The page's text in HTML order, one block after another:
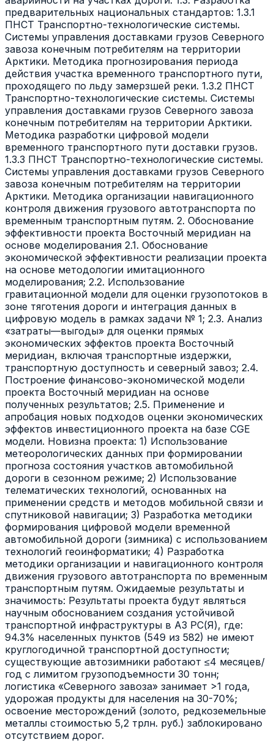
предварительных национальных стандартов: 1.3.1
ПНСТ Транспортно-технологические системы.
Системы управления доставками грузов Северного
завоза конечным потребителям на территории
Арктики. Методика прогнозирования периода
действия участка временного транспортного пути,
проходящего по льду замерзшей реки. 1.3.2 ПНСТ
Транспортно-технологические системы. Системы
управления доставками грузов Северного завоза
конечным потребителям на территории Арктики.
Методика разработки цифровой модели
временного транспортного пути доставки грузов.
1.3.3 ПНСТ Транспортно-технологические системы.
Системы управления доставками грузов Северного
завоза конечным потребителям на территории
Арктики. Методика организации навигационного
контроля движения грузового автотранспорта по
временным транспортным путям. 2. Обоснование
эффективности проекта Восточный меридиан на
основе моделирования 2.1. Обоснование
экономической эффективности реализации проекта
на основе методологии имитационного
моделирования; 2.2. Использование
гравитационной модели для оценки грузопотоков в
зоне тяготения дороги и интеграция данных в
цифровую модель в рамках задачи № 1; 2.3. Анализ
«затраты—выгоды» для оценки прямых
экономических эффектов проекта Восточный
меридиан, включая транспортные издержки,
транспортную доступность и северный завоз; 2.4.
Построение финансово-экономической модели
проекта Восточный меридиан на основе
полученных результатов; 2.5. Применение и
апробация новых подходов оценки экономических
эффектов инвестиционного проекта на базе CGE
модели. Новизна проекта: 1) Использование
метеорологических данных при формировании
прогноза состояния участков автомобильной
дороги в сезонном режиме; 2) Использование
телематических технологий, основанных на
применении средств и методов мобильной связи и
спутниковой навигации; 3) Разработка методики
формирования цифровой модели временной
автомобильной дороги (зимника) с использованием
технологий геоинформатики; 4) Разработка
методики организации и навигационного контроля
движения грузового автотранспорта по временным
транспортным путям. Ожидаемые результаты и
значимость: Результаты проекта будут являться
научным обоснованием создания устойчивой
транспортной инфраструктуры в АЗ РС(Я), где:
94.3% населенных пунктов (549 из 582) не имеют
круглогодичной транспортной доступности;
существующие автозимники работают ≤4 месяцев/
год с лимитом грузоподъемности 30 тонн;
логистика «Северного завоза» занимает >1 года,
удорожая продукты для населения на 30-70%;
освоение месторождений (золото, редкоземельные
металлы стоимостью 5,2 трлн. руб.) заблокировано
отсутствием дорог.